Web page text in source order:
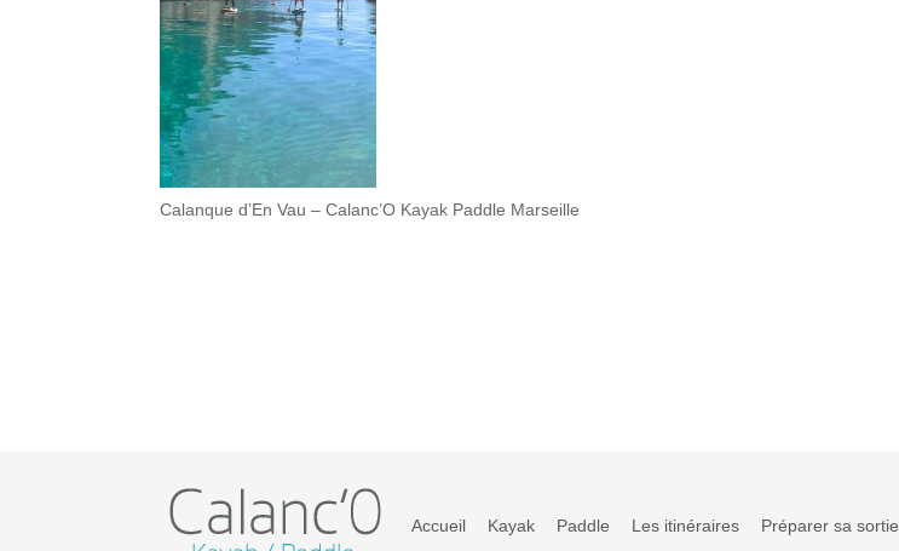
Calanque d’En Vau – Calanc’O Kayak Paddle Marseille
Accueil Kayak Paddle Les itinéraires Préparer sa sortie